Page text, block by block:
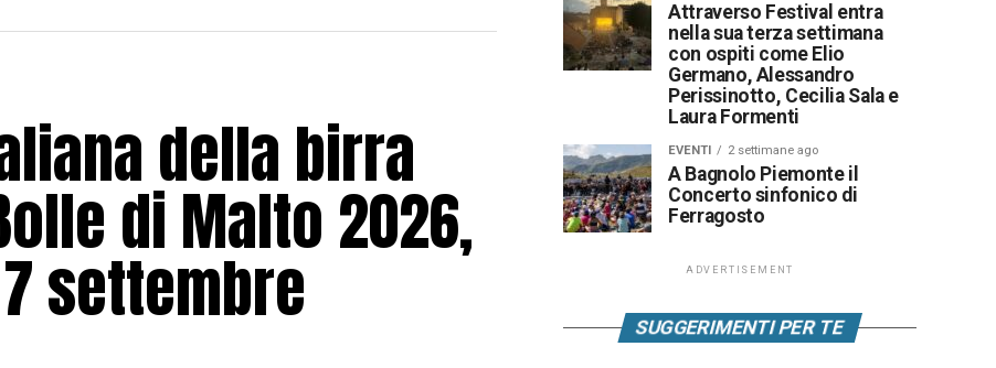
della birra
di Malto 2026,
settembre
Attraverso Festival entra
nella sua terza settimana
con ospiti come Elio
Germano, Alessandro
Perissinotto, Cecilia Sala e
Laura Formenti
EVENTI 2 settimane ago
A Bagnolo Piemonte il
Concerto sinfonico di
Ferragosto
ADVERTISEMENT
SUGGERIMENTI PER TE